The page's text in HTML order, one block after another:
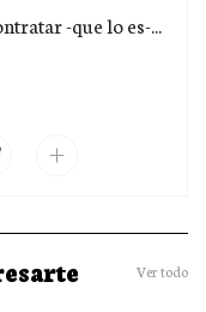
-que lo es-...
Ver todo